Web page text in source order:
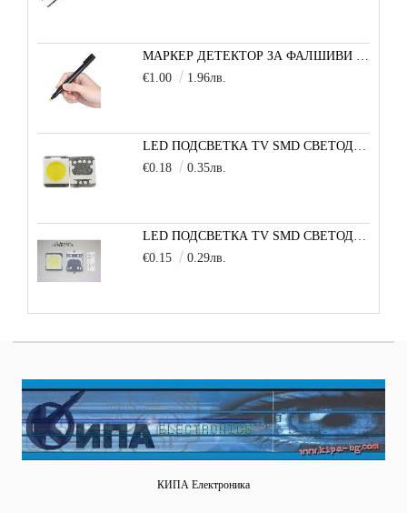
МАРКЕР ДЕТЕКТОР ЗА ФАЛШИВИ БАНКНОТИ
€1.00
1.96лв.
LED ПОДСВЕТКА TV SMD СВЕТОДИОД 2835 2W 3V МАЛКА+
€0.18
0.35лв.
LED ПОДСВЕТКА TV SMD СВЕТОДИОД 2W 3535 6V LG
€0.15
0.29лв.
КИПА Електроника